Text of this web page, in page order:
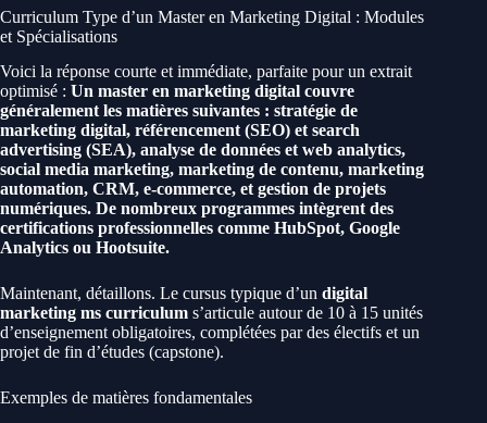
Curriculum Type d’un Master en Marketing Digital : Modules
et Spécialisations
Voici la réponse courte et immédiate, parfaite pour un extrait
optimisé : Un master en marketing digital couvre
généralement les matières suivantes : stratégie de
marketing digital, référencement (SEO) et search
advertising (SEA), analyse de données et web analytics,
social media marketing, marketing de contenu, marketing
automation, CRM, e-commerce, et gestion de projets
numériques. De nombreux programmes intègrent des
certifications professionnelles comme HubSpot, Google
Analytics ou Hootsuite.
Maintenant, détaillons. Le cursus typique d’un digital
marketing ms curriculum s’articule autour de 10 à 15 unités
d’enseignement obligatoires, complétées par des électifs et un
projet de fin d’études (capstone).
Exemples de matières fondamentales